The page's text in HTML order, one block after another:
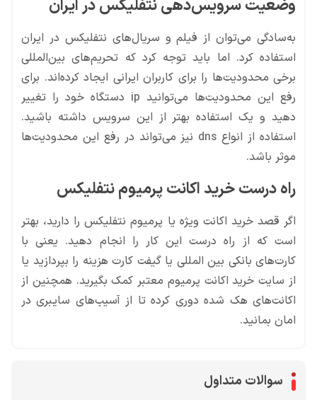
وضعیت سرویس‌دهی نتفلیکس در ایران
به‌سادگی می‌توان از فیلم و سریال‌های نتفلیکس در ایران
استفاده کرد. اما باید توجه کرد که تحریم‌های بین‌المللی
برخی محدودیت‌ها را برای کاربران ایرانی ایجاد کرده‌اند. برای
رفع این محدودیت‌ها می‌توانید ip دستگاه خود را تغییر
دهید و یک استفاده بهتر از این سرویس داشته باشید.
استفاده از انواع dns نیز می‌تواند در رفع این محدودیت‌ها
موثر باشد.
راه درست خرید اکانت پرمیوم نتفلیکس
اگر قصد خرید اکانت ویژه یا پرمیوم نتفلیکس را دارید، بهتر
است که از راه درست این کار را انجام دهید. یعنی با
کارت‌های بانکی بین المللی یا گیفت کارت‌ هزینه را بپردازید یا
از سایت‌ خرید اکانت پرمیوم معتبر کمک بگیرید. همچنین از
اکانت‌های هک شده دوری کرده تا از آسیب‌های سایبری در
امان بمانید.
سوالات متداول